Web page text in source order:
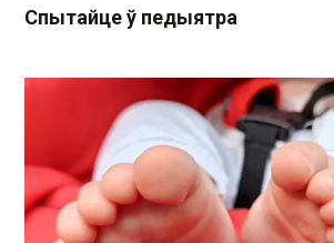
Спытайце ў педыятра